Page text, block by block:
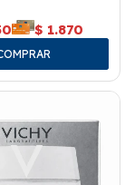
$ 1.870